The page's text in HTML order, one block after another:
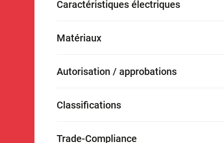
Caractéristiques électriques
Matériaux
Autorisation / approbations
Classifications
Trade-Compliance